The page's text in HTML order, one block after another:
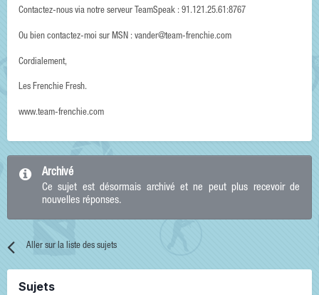
Contactez-nous via notre serveur TeamSpeak : 91.121.25.61:8767
Ou bien contactez-moi sur MSN : vander@team-frenchie.com
Cordialement,
Les Frenchie Fresh.
www.team-frenchie.com
Archivé
Ce sujet est désormais archivé et ne peut plus recevoir de
nouvelles réponses.
Aller sur la liste des sujets
Sujets